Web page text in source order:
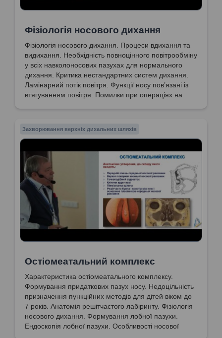
Фізіологія носового дихання
Фізіологія носового дихання. Процеси вдихання та
видихання. Необхідність повноцінного повітрообміну
у всіх навколоносових пазухах для нормального
дихання. Критика нестандартних систем дихання.
Ламінарний потік повітря. Функції носу пов’язані із
втягуванням повітря. Помилки при операціях на
Захворювання верхніх дихальних шляхів
Остіомеатальний комплекс
Характеристика остіомеатального комплексу.
Формування придаткових пазух носу. Недоцільність
призначення пункційних методів для дітей віком до
7 років. Анатомія решітчастого лабіринту. Фізіологія
носового дихання. Формування лобної пазухи.
Ендоскопія лобної пазухи. Особливості носової